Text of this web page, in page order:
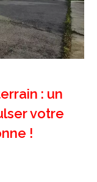
: un
votre
!